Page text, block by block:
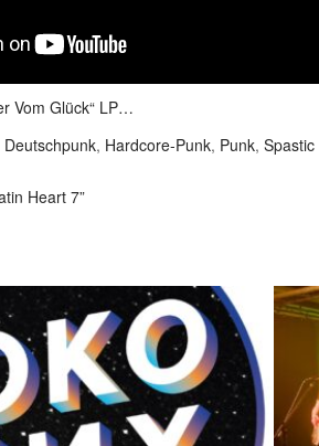
Vom Glück“ LP…
Deutschpunk, Hardcore-Punk, Punk,
Heart 7”